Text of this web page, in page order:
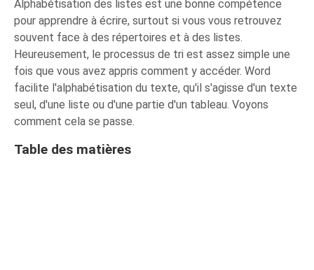
Alphabétisation des listes est une bonne compétence
pour apprendre à écrire, surtout si vous vous retrouvez
souvent face à des répertoires et à des listes.
Heureusement, le processus de tri est assez simple une
fois que vous avez appris comment y accéder. Word
facilite l'alphabétisation du texte, qu'il s'agisse d'un texte
seul, d'une liste ou d'une partie d'un tableau. Voyons
comment cela se passe.
Table des matières